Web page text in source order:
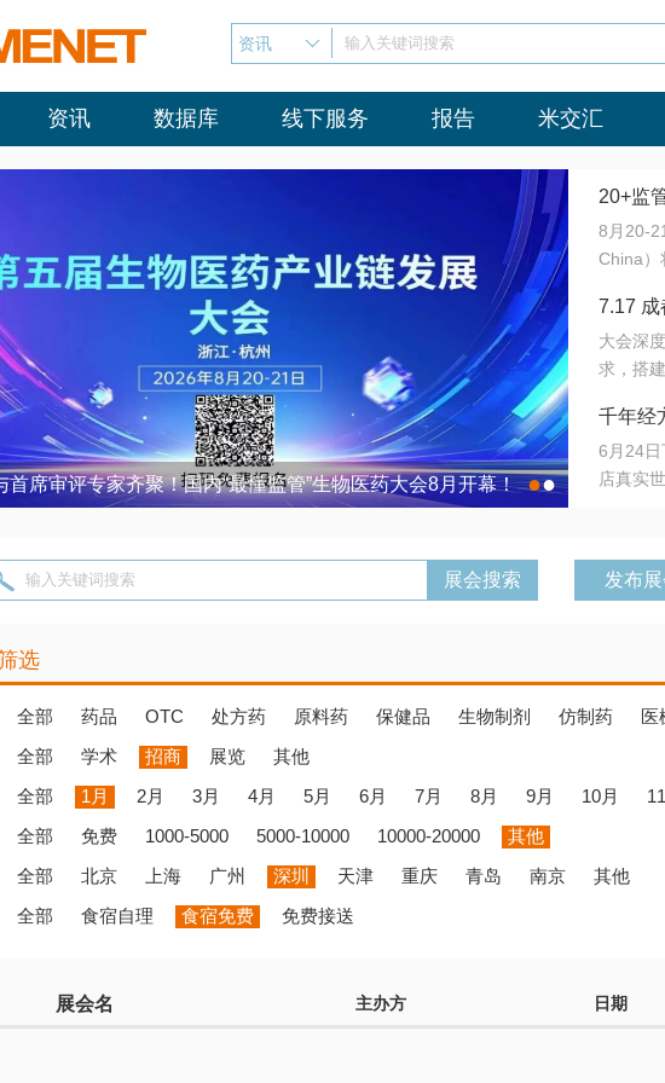
资讯 输入关键词搜索
资讯 数据库 线下服务 报告 米交汇
首席审评专家齐聚！国内“最懂监管”生物医药大会8月开幕！ 7.17 成
●●
20+监
会8月
8月20-
China）
法正重
难题，
同与出
算力突
术攻坚
室”与“
7.17 成
营
大会深
求，搭
域增量
千年经
目在北
6月24
店真实
输入关键词搜索 发布
选
全部 药品 OTC 处方药 原料药 保健品 生物制剂 仿制药 医
全部 学术 招商 展览
其他
全部 1月 2月 3月 4月 5月 6月 7月 8月 9月 10月
全部 免费 1000-5000 5000-10000 10000-20000
其他
全部 北京 上海 广州 深圳 天津 重庆 青岛 南京
其他
全部 食宿自理 食宿免费 免费接送
展会名 主办方 日期